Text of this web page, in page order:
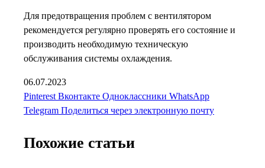
Для предотвращения проблем с вентилятором
рекомендуется регулярно проверять его состояние и
производить необходимую техническую
обслуживания системы охлаждения.
06.07.2023
Pinterest Вконтакте Одноклассники WhatsApp
Telegram Поделиться через электронную почту
Похожие статьи